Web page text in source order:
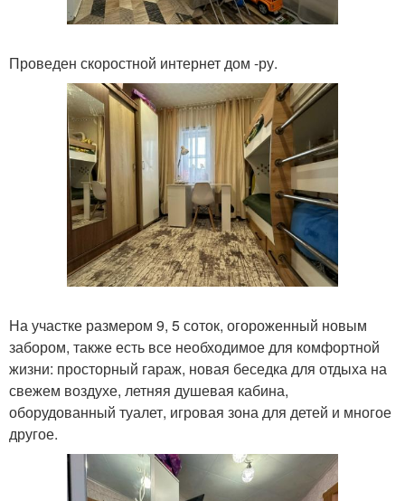
Проведен скоростной интернет дом -ру.
На участке размером 9, 5 соток, огороженный новым
забором, также есть все необходимое для комфортной
жизни: просторный гараж, новая беседка для отдыха на
свежем воздухе, летняя душевая кабина,
оборудованный туалет, игровая зона для детей и многое
другое.